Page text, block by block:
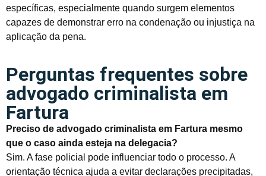
específicas, especialmente quando surgem elementos
capazes de demonstrar erro na condenação ou injustiça na
aplicação da pena.
Perguntas frequentes sobre
advogado criminalista em
Fartura
Preciso de advogado criminalista em Fartura mesmo
que o caso ainda esteja na delegacia?
Sim. A fase policial pode influenciar todo o processo. A
orientação técnica ajuda a evitar declarações precipitadas,